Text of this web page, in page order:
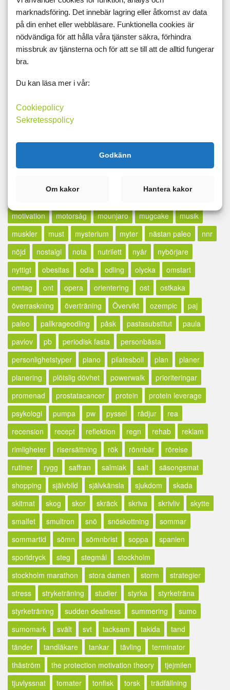
lax
lcd LCHF lchp lchq leangains less
lfd
likör
lillfinger livet livskvalité livspussel
löpband
löpning
lopp löpskytte lösningar lucia
lugn
mammaträning
mässa
mat Matdagboken
mått
md mello mental träning metallica
middag
motivation
motorsåg mounjaro mugcake
musik
muskler
must mysterium myter nästan paleo
nnr
nöjd
nostalgi nota nutrilett nyår
nybörjare
nyttigt
obesitas odla odling olycka
omstart
omtag
ont opera orientering ost
ostkaka
överraskning
överträning Övervikt ozempic
paj
paleo
pallkrageodling påsk pastasubstitut
paula
pavlov
pb periodisk fasta
personbästa
personlighetstyper
piano pilatesboll plan
planer
planering
plötslig dövhet powerwalk
prioriteringar
promenad
prostatacancer protein
protein leverage
psykologi
pumpa pw pyssel rådjur
rea
recension
recept reflektion regn rehab
reklam
rimligheter
risersättning rök rönnbär
rörelse
rutiner
rygg saffran salmiak salt
säsongsmat
shopping
självbild självkänsla sjukdom
skada
skitmat
skog skor skräck skriva skrivliv
skytte
smalfet
smultron snö snöskottning
sommar
sommartid
sömn sömnbrist soppa
spanien
sportdryck
steg stegmål
stockholm
stockholm marathon
stora damen storm
strategier
stress
stryketräning studier styrka
styrketräna
styrketräning
sudden deafness summering
sumo
sumomark
svält svt tacksam takida
tand
tänder
tandläkare tankar tävling
terminator
thåström
the protection motivation theory
tjejmilen
tjuvlyssnat
tomater tonfisk torsk
trädfällning
marknadsföring. Det innebär lagring eller åtkomst av data
på din enhet eller webbläsare. Funktionella cookies är
nödvändiga för att hålla våra tjänster säkra, förhindra
missbruk av tjänsterna och för att se till att de alltid fungerar
bra.
Du kan läsa mer i vår:
Cookiepolicy
Sekretesspolicy
Godkänn
Om kakor Hantera kakor